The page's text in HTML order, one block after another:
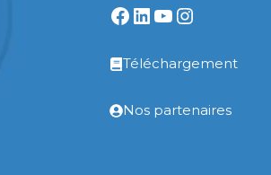
Facebook
LinkedIn
YouTube
Instagram
Téléchargement
Nos partenaires